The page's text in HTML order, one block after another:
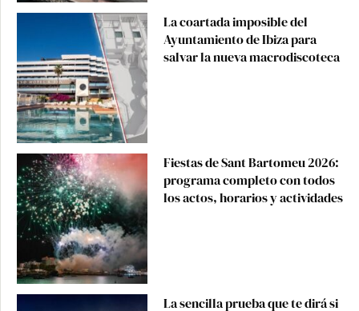
La coartada imposible del
Ayuntamiento de Ibiza para
salvar la nueva macrodiscoteca
Fiestas de Sant Bartomeu 2026:
programa completo con todos
los actos, horarios y actividades
La sencilla prueba que te dirá si